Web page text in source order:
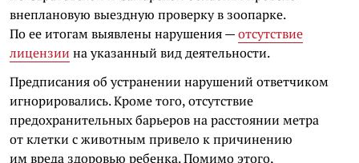
внеплановую выездную проверку в зоопарке.
По ее итогам выявлены нарушения —отсутствие
лицензии на указанный вид деятельности.
Предписания об устранении нарушений ответчиком
игнорировались. Кроме того, отсутствие
предохранительных барьеров на расстоянии метра
от клетки с животным привело к причинению
им вреда здоровью ребенка. Помимо этого,